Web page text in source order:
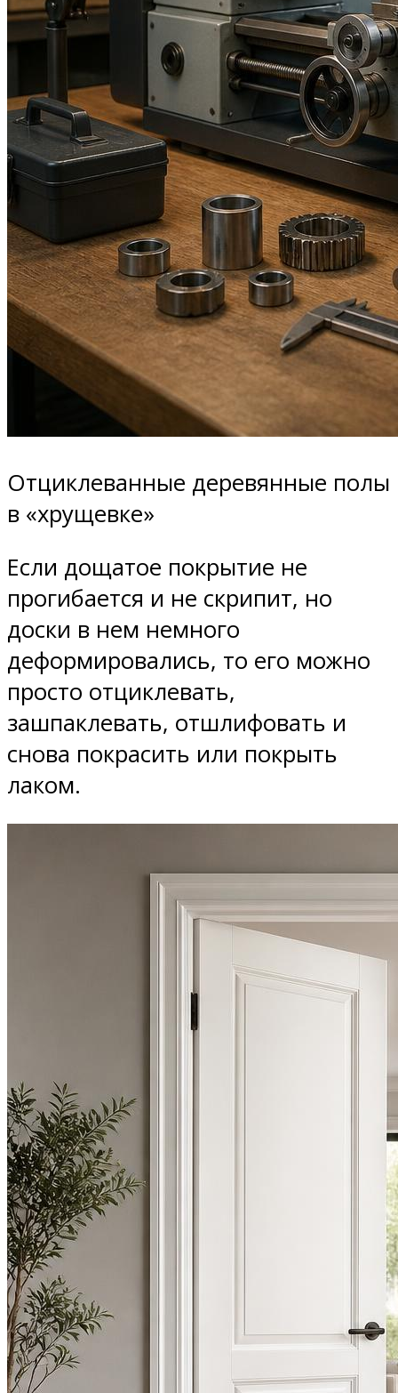
Отциклеванные деревянные полы
в «хрущевке»
Если дощатое покрытие не
прогибается и не скрипит, но
доски в нем немного
деформировались, то его можно
просто отциклевать,
зашпаклевать, отшлифовать и
снова покрасить или покрыть
лаком.